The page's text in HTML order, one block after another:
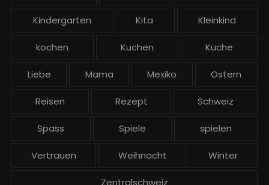
Kindergarten Kita Kleinkind
kochen Kuchen Küche
Liebe Mama Mexiko Ostern
Reisen Rezept Schweiz
Spass Spiele spielen
Vertrauen Weihnacht Winter
Zentralschweiz